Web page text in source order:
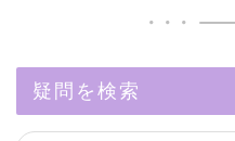
疑問を検索